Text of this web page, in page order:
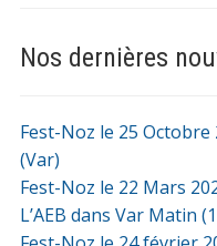
Nos dernières
Fest-Noz le 25 Octobre
(Var)
Fest-Noz le 22 Mars
L’AEB dans Var Matin